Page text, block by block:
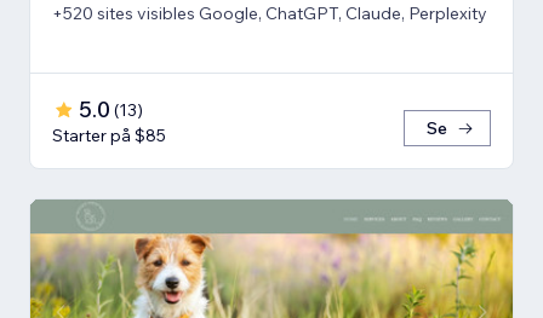
+520 sites visibles Google, ChatGPT, Claude, Perplexity
5.0 (13)
Starter på $85
Se